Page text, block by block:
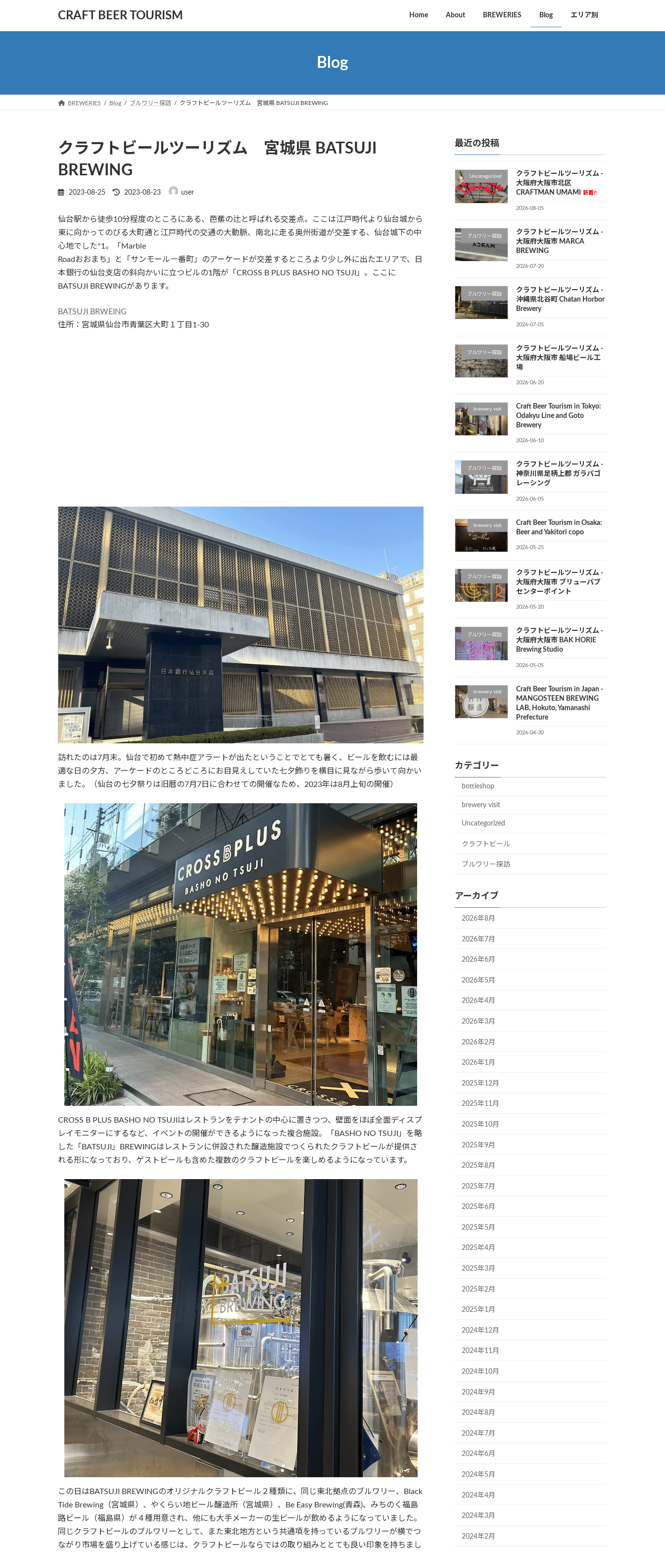
テ
ゲ
CRAFT BEER TOURISM Home About BREWERIES Blog エリア別
Blog
BREWERIES Blog ブルワリー探訪 クラフトビールツーリズム 宮城県 BATSUJI BREWING
クラフトビールツーリズム 宮城県 BATSUJI
BREWING
2023-08-25
最
新
日
時
2023-08-23 user
仙台駅から徒歩10分程度のところにある、芭蕉の辻と呼ばれる交差点。ここは江戸時代より仙台城から
東に向かってのびる大町通と江戸時代の交通の大動脈、南北に走る奥州街道が交差する、仙台城下の中
心地でした*1。「Marble
Roadおおまち」と「サンモール一番町」のアーケードが交差するところより少し外に出たエリアで、日
本銀行の仙台支店の斜向かいに立つビルの1階が「CROSS B PLUS BASHO NO TSUJI」。ここに
BATSUJI BREWINGがあります。
BATSUJI BRWEING
住所：宮城県仙台市青葉区大町１丁目1-30
訪れたのは7月末。仙台で初めて熱中症アラートが出たということでとても暑く、ビールを飲むには最
適な日の夕方、アーケードのところどころにお目見えしていた七夕飾りを横目に見ながら歩いて向かい
ました。（仙台の七夕祭りは旧暦の7月7日に合わせての開催なため、2023年は8月上旬の開催）
CROSS B PLUS BASHO NO TSUJIはレストランをテナントの中心に置きつつ、壁面をほぼ全面ディスプ
レイモニターにするなど、イベントの開催ができるようになった複合施設。「BASHO NO TSUJI」を略
した「BATSUJI」BREWINGはレストランに併設された醸造施設でつくられたクラフトビールが提供さ
れる形になっており、ゲストビールも含めた複数のクラフトビールを楽しめるようになっています。
この日はBATSUJI BREWINGのオリジナルクラフトビール２種類に、同じ東北拠点のブルワリー、Black
Tide Brewing（宮城県）、やくらい地ビール醸造所（宮城県）、Be Easy Brewing(青森)、みちのく福島
路ビール（福島県）が４種用意され、他にも大手メーカーの生ビールが飲めるようになっていました。
同じクラフトビールのブルワリーとして、また東北地方という共通項を持っているブルワリーが横でつ
ながり市場を盛り上げている感じは、クラフトビールならではの取り組みととても良い印象を持ちまし
最近の投稿
Uncategorized
クラフトビールツーリズム -
大阪府大阪市北区
CRAFTMAN UMAMI
新着!!
2026-08-05
ブルワリー探訪
クラフトビールツーリズム -
大阪府大阪市 MARCA
BREWING
2026-07-20
ブルワリー探訪
クラフトビールツーリズム -
沖縄県北谷町 Chatan Horbor
Brewery
2026-07-05
ブルワリー探訪
クラフトビールツーリズム -
大阪府大阪市 船場ビール工
場
2026-06-20
brewery visit
Craft Beer Tourism in Tokyo:
Odakyu Line and Goto
Brewery
2026-06-10
ブルワリー探訪
クラフトビールツーリズム -
神奈川県足柄上郡 ガラパゴ
レーシング
2026-06-05
brewery visit
Craft Beer Tourism in Osaka:
Beer and Yakitori copo
2026-05-25
ブルワリー探訪
クラフトビールツーリズム -
大阪府大阪市 ブリューパブ
センターポイント
2026-05-20
ブルワリー探訪
クラフトビールツーリズム -
大阪府大阪市 BAK HORIE
Brewing Studio
2026-05-05
brewery visit
Craft Beer Tourism in Japan -
MANGOSTEEN BREWING
LAB, Hokuto, Yamanashi
Prefecture
2026-04-30
カテゴリー
bottleshop
brewery visit
Uncategorized
クラフトビール
ブルワリー探訪
アーカイブ
2026年8月
2026年7月
2026年6月
2026年5月
2026年4月
2026年3月
2026年2月
2026年1月
2025年12月
2025年11月
2025年10月
2025年9月
2025年8月
2025年7月
2025年6月
2025年5月
2025年4月
2025年3月
2025年2月
2025年1月
2024年12月
2024年11月
2024年10月
2024年9月
2024年8月
2024年7月
2024年6月
2024年5月
2024年4月
2024年3月
2024年2月